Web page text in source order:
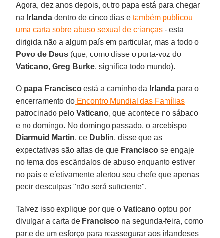
Agora, dez anos depois, outro papa está para chegar
na Irlanda dentro de cinco dias etambém publicou
uma carta sobre abuso sexual de crianças - esta
dirigida não a algum país em particular, mas a todo o
Povo de Deus (que, como disse o porta-voz do
Vaticano,Greg Burke, significa todo mundo).
O papa Francisco está a caminho da Irlanda para o
encerramento do Encontro Mundial das Famílias
patrocinado peloVaticano, que acontece no sábado
e no domingo. No domingo passado, o arcebispo
Diarmuid Martin, de Dublin, disse que as
expectativas são altas de que Francisco se engaje
no tema dos escândalos de abuso enquanto estiver
no país e efetivamente alertou seu chefe que apenas
pedir desculpas "não será suficiente".
Talvez isso explique por que oVaticano optou por
divulgar a carta de Francisco na segunda-feira, como
parte de um esforço para reassegurar aos irlandeses